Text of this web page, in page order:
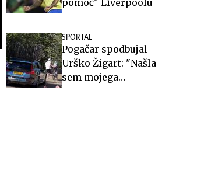
pomoč" Liverpoolu
SPORTAL
Pogačar spodbujal
Urško Žigart: "Našla
sem mojega